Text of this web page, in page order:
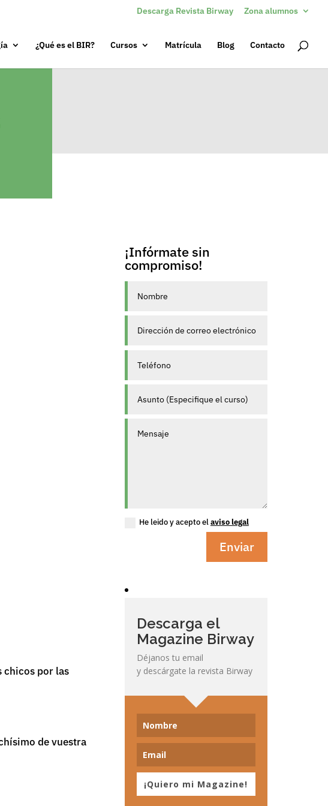
Descarga Revista Birway Zona alumnos
¿Qué es el BIR? Cursos Matrícula Blog Contacto
chicos por las
de vuestra
¡Infórmate sin
compromiso!
He leido y acepto elaviso legal
Enviar
Descarga el
Magazine Birway
Déjanos tu email
y descárgate la revista Birway
¡Quiero mi Magazine!